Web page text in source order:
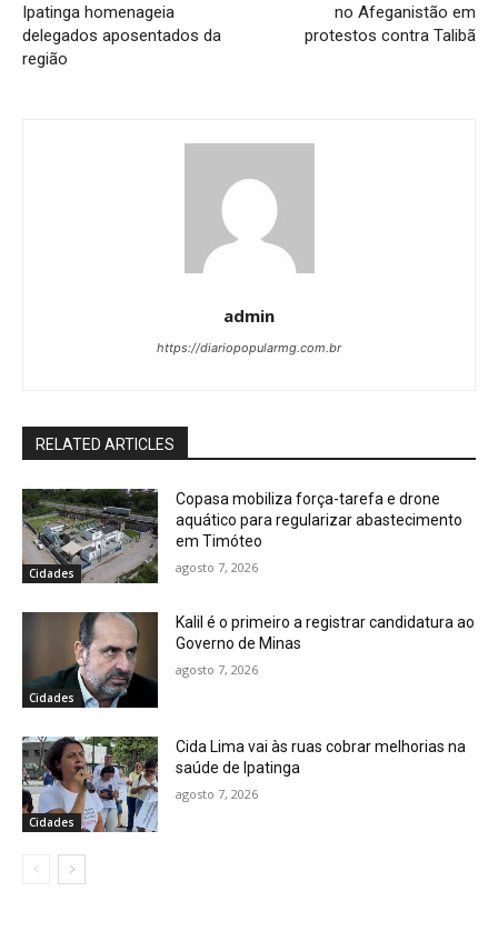
Ipatinga homenageia
delegados aposentados da
região
no Afeganistão em
protestos contra Talibã
admin
https://diariopopularmg.com.br
RELATED ARTICLES
Cidades
Copasa mobiliza força-tarefa e drone
aquático para regularizar abastecimento
em Timóteo
agosto 7, 2026
Cidades
Kalil é o primeiro a registrar candidatura ao
Governo de Minas
agosto 7, 2026
Cidades
Cida Lima vai às ruas cobrar melhorias na
saúde de Ipatinga
agosto 7, 2026